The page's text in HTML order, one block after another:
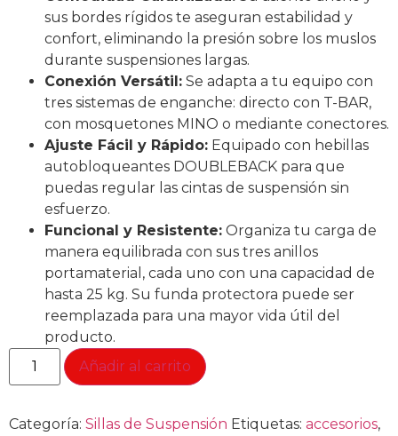
sus bordes rígidos te aseguran estabilidad y
confort, eliminando la presión sobre los muslos
durante suspensiones largas.
Conexión Versátil: Se adapta a tu equipo con
tres sistemas de enganche: directo con T-BAR,
con mosquetones MINO o mediante conectores.
Ajuste Fácil y Rápido: Equipado con hebillas
autobloqueantes DOUBLEBACK para que
puedas regular las cintas de suspensión sin
esfuerzo.
Funcional y Resistente: Organiza tu carga de
manera equilibrada con sus tres anillos
portamaterial, cada uno con una capacidad de
hasta 25 kg. Su funda protectora puede ser
reemplazada para una mayor vida útil del
producto.
Añadir al carrito
Categoría: Sillas de Suspensión Etiquetas: accesorios,